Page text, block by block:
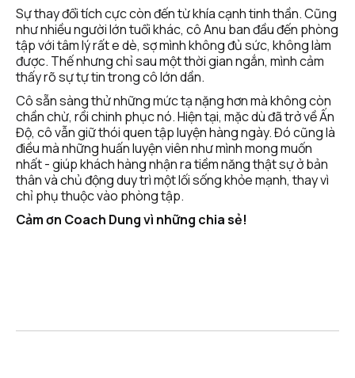
Sự thay đổi tích cực còn đến từ khía cạnh tinh thần. Cũng
như nhiều người lớn tuổi khác, cô Anu ban đầu đến phòng
tập với tâm lý rất e dè, sợ mình không đủ sức, không làm
được. Thế nhưng chỉ sau một thời gian ngắn, mình cảm
thấy rõ sự tự tin trong cô lớn dần.
Cô sẵn sàng thử những mức tạ nặng hơn mà không còn
chần chừ, rồi chinh phục nó. Hiện tại, mặc dù đã trở về Ấn
Độ, cô vẫn giữ thói quen tập luyện hàng ngày. Đó cũng là
điều mà những huấn luyện viên như mình mong muốn
nhất - giúp khách hàng nhận ra tiềm năng thật sự ở bản
thân và chủ động duy trì một lối sống khỏe mạnh, thay vì
chỉ phụ thuộc vào phòng tập.
Cảm ơn Coach Dung vì những chia sẻ!